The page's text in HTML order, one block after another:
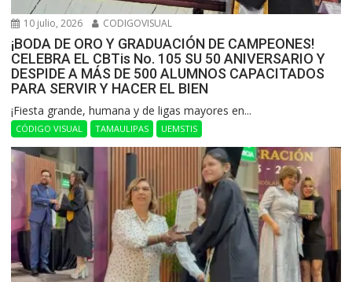
10 julio, 2026 CODIGOVISUAL
¡BODA DE ORO Y GRADUACIÓN DE CAMPEONES!
CELEBRA EL CBTis No. 105 SU 50 ANIVERSARIO Y
DESPIDE A MÁS DE 500 ALUMNOS CAPACITADOS
PARA SERVIR Y HACER EL BIEN
​¡Fiesta grande, humana y de ligas mayores en...
CÓDIGO VISUAL TAMAULIPAS UEMSTIS